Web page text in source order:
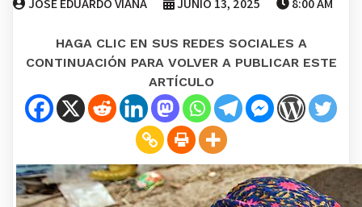
JOSE EDUARDO VIANA JUNIO 13, 2025 8:00 AM
HAGA CLIC EN SUS REDES SOCIALES A
CONTINUACIÓN PARA VOLVER A PUBLICAR ESTE
ARTÍCULO